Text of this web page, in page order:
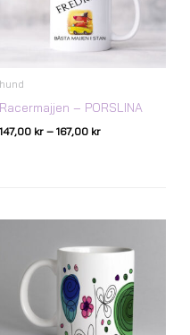
hund
Racermajjen – PORSLINA
147,00 kr – 167,00 kr